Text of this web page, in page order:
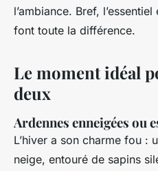
l’ambiance. Bref,
font toute la différence.
Le moment idéal
deux
Ardennes enneigées ou
L’hiver a son charme fou :
neige, entouré de sapins